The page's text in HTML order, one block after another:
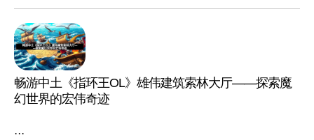
畅游中土《指环王OL》雄伟建筑索林大厅——探索魔
幻世界的宏伟奇迹
···